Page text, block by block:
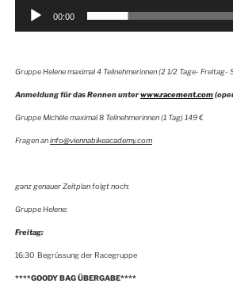
00:00
Gruppe Helene maximal 4 Teilnehmerinnen (2 1/2 Tage-
Anmeldung für das Rennen unterwww.racement.com
Gruppe Michèle maximal 8 Teilnehmerinnen (1 Tag) 149 €
Fragen an info@viennabikeacademy.com
ganz genauer Zeitplan folgt noch:
Gruppe Helene:
Freitag:
16:30 Begrüssung der Racegruppe
****GOODY BAG ÜBERGABE****